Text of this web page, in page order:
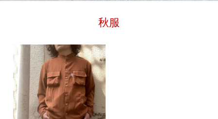
秋服